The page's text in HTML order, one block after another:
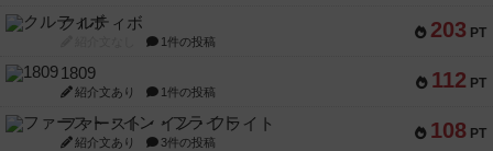
203 PT
クルティボ
1件の投稿
112 PT
1809
紹介文あり 1件の投稿
108 PT
ファースト・イン・フライト
紹介文あり 3件の投稿